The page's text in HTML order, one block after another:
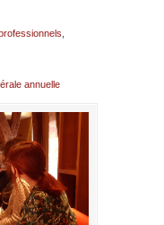
annuelle